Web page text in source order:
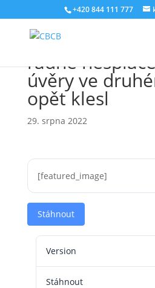
+420 844 111 777
BRKI, NRKI:
řádně
úvěry ve
opět klesl
29. srpna 2022
[featured_image]
Stáhnout
Version
Stáhnout